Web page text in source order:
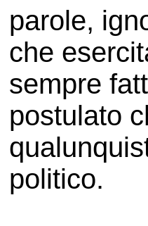
parole,
che
sempre
postulato
politico.